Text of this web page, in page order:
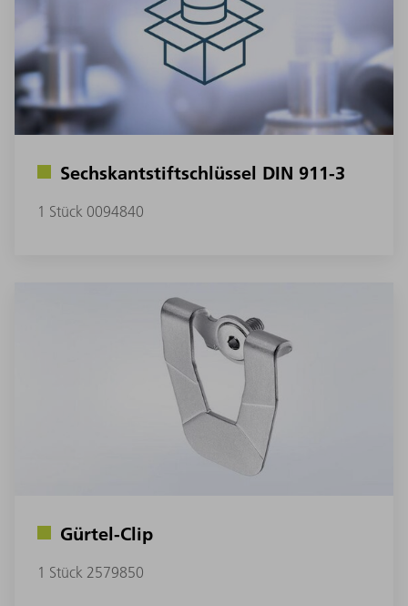
Sechskantstiftschlüssel DIN 911-3
1 Stück 0094840
Gürtel-Clip
1 Stück 2579850